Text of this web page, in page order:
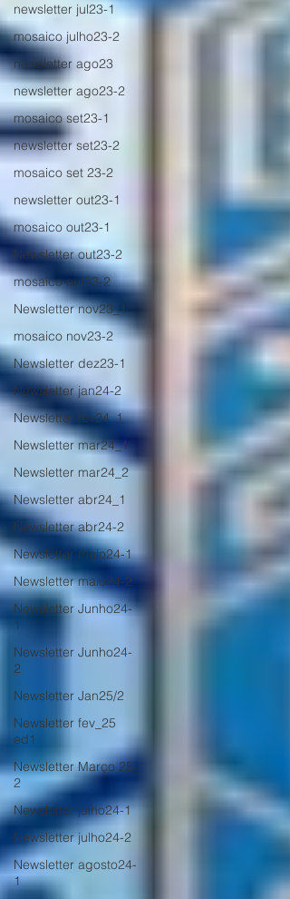
newsletter jul23-1
mosaico julho23-2
newsletter ago23
newsletter ago23-2
mosaico set23-1
newsletter set23-2
mosaico set 23-2
newsletter out23-1
mosaico out23-1
Newsletter out23-2
mosaico out23-2
Newsletter nov23_1
mosaico nov23-2
Newsletter dez23-1
Newsletter jan24-2
Newsletter fev24_1
Newsletter mar24_1
Newsletter mar24_2
Newsletter abr24_1
Newsletter abr24-2
Newsletter maio24-1
Newsletter maio24-2
Newsletter Junho24-
1
Newsletter Junho24-
2
Newsletter Jan25/2
Newsletter fev_25
ed1
Newsletter Março 25-
2
Newsletter julho24-1
Newsletter julho24-2
Newsletter agosto24-
1